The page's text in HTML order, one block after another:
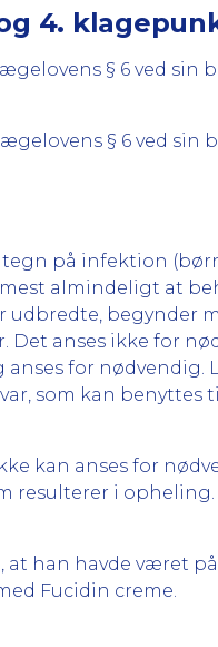
4.
§ 6 ved sin
§ 6 ved sin
på infektion
almindeligt at
begynder
anses ikke for
for
som kan benyttes
kan anses for
resulterer i opheling.
at han havde været
Fucidin creme.